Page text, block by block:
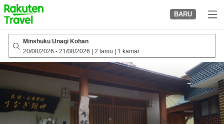
to
top
page
BARU
Minshuku Unagi Kohan
20/08/2026 - 21/08/2026 2 tamu 1 kamar